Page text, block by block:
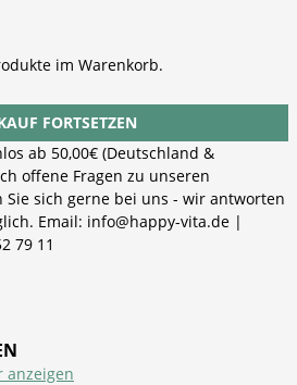
im Warenkorb.
FORTSETZEN
ab 50,00€ (Deutschland &
offene Fragen zu unseren
Sie sich gerne bei uns - wir antworten
Email: info@happy-vita.de |
79 11
anzeigen